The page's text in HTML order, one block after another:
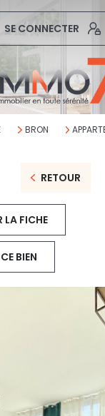
SE CONNECTER
BRON
RETOUR
LA FICHE
BIEN